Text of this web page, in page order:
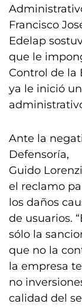
Francisco
Edelap
que le
Control de la
ya le inició
Ante la
Defensoría,
Guido
el reclamo
los daños
de usuarios.
sólo la
que no la
la empresa
no
calidad del